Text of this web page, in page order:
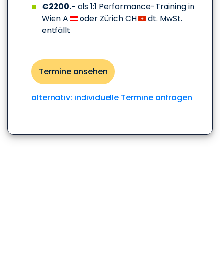
€2200.- als 1:1 Performance-Training in
Wien A
oder Zürich CH
dt. MwSt.
entfällt
Termine ansehen
alternativ: individuelle Termine anfragen